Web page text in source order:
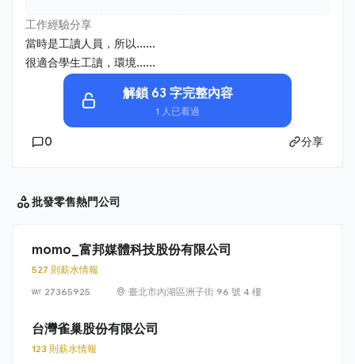
工作經驗分享
當時是工讀人員，所以......
很適合學生工讀，環境......
解鎖 63 字完整內容
1 人已看過
0 分享
批發零售熱門公司
momo_富邦媒體科技股份有限公司
527 則薪水情報
27365925
臺北市內湖區洲子街 96 號 4 樓
台灣雀巢股份有限公司
123 則薪水情報